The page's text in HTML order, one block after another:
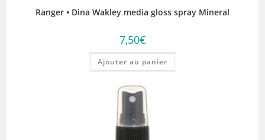
Ranger • Dina Wakley media gloss spray Mineral
7,50€
Ajouter au panier